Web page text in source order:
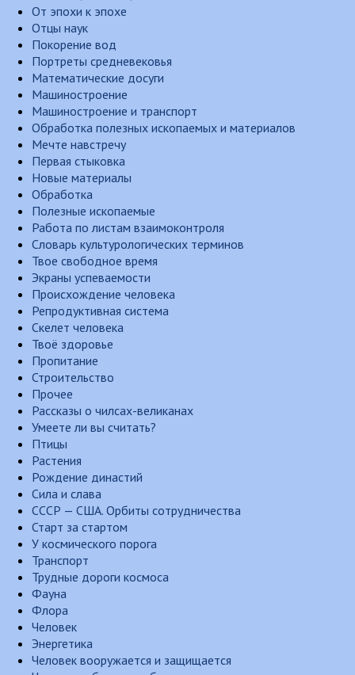
От эпохи к эпохе
Отцы наук
Покорение вод
Портреты средневековья
Математические досуги
Машиностроение
Машиностроение и транспорт
Обработка полезных ископаемых и материалов
Мечте навстречу
Первая стыковка
Новые материалы
Обработка
Полезные ископаемые
Работа по листам взаимоконтроля
Словарь культурологических терминов
Твое свободное время
Экраны успеваемости
Происхождение человека
Репродуктивная система
Скелет человека
Твоё здоровье
Пропитание
Строительство
Прочее
Рассказы о чилсах-великанах
Умеете ли вы считать?
Птицы
Растения
Рождение династий
Сила и слава
СССР — США. Орбиты сотрудничества
Старт за стартом
У космического порога
Транспорт
Трудные дороги космоса
Фауна
Флора
Человек
Энергетика
Человек вооружается и защищается